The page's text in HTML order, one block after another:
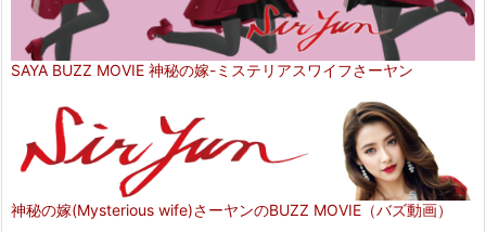
SAYA BUZZ MOVIE 神秘の嫁-ミステリアスワイフさーヤン
神秘の嫁(Mysterious wife)さーヤンのBUZZ MOVIE（バズ動画）